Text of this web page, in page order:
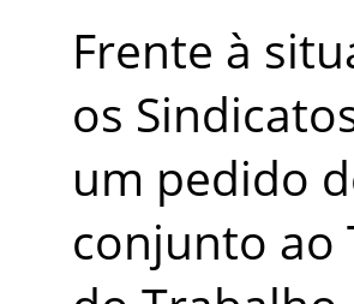
Frente à
os
um pedido
conjunto ao